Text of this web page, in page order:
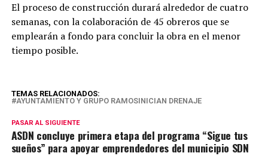
El proceso de construcción durará alrededor de cuatro
semanas, con la colaboración de 45 obreros que se
emplearán a fondo para concluir la obra en el menor
tiempo posible.
TEMAS RELACIONADOS:
AYUNTAMIENTO Y GRUPO RAMOSINICIAN DRENAJE
PASAR AL SIGUIENTE
ASDN concluye primera etapa del programa “Sigue tus
sueños” para apoyar emprendedores del municipio SDN